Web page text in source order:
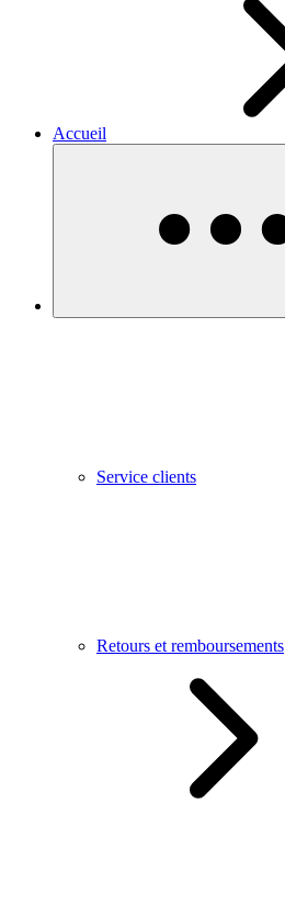
Accueil
Service clients
Retours et remboursements